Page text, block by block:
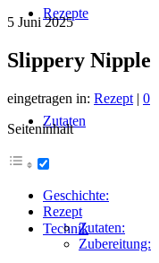
Rezepte
Zutaten
Technik
5 Juni 2025
Slippery Nipple
eingetragen in: Rezept | 0
Seiteninhalt
Geschichte:
Rezept
Zutaten:
Zubereitung: